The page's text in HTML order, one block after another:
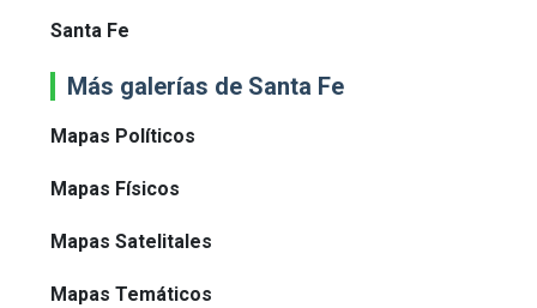
Santa Fe
Más galerías de Santa Fe
Mapas Políticos
Mapas Físicos
Mapas Satelitales
Mapas Temáticos